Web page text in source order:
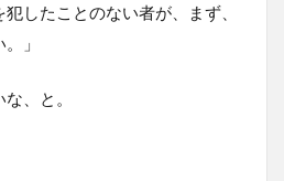
犯したことのない者が、まず、
」
、と。